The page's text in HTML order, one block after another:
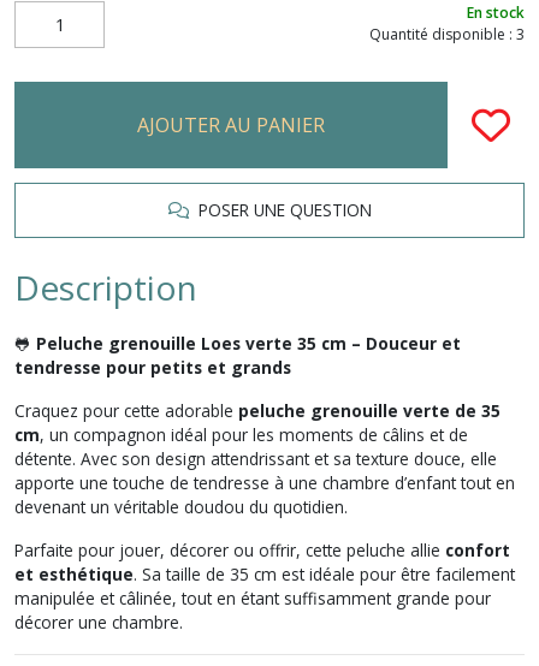
En stock
Quantité disponible : 3
AJOUTER AU PANIER
POSER UNE QUESTION
Description
🐸 Peluche grenouille Loes verte 35 cm – Douceur et
tendresse pour petits et grands
Craquez pour cette adorable peluche grenouille verte de 35
cm, un compagnon idéal pour les moments de câlins et de
détente. Avec son design attendrissant et sa texture douce, elle
apporte une touche de tendresse à une chambre d’enfant tout en
devenant un véritable doudou du quotidien.
Parfaite pour jouer, décorer ou offrir, cette peluche allie confort
et esthétique. Sa taille de 35 cm est idéale pour être facilement
manipulée et câlinée, tout en étant suffisamment grande pour
décorer une chambre.